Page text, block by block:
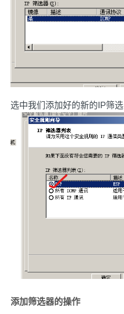
选中我们添加好的新的IP筛选
添加筛选器的操作